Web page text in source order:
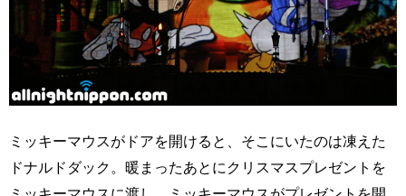
ミッキーマウスがドアを開けると、そこにいたのは凍えた
ドナルドダック。暖まったあとにクリスマスプレゼントを